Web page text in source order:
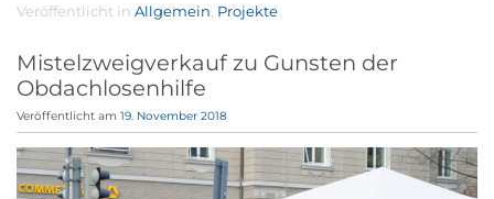
Veröffentlicht in Allgemein Projekte
Mistelzweigverkauf zu Gunsten der
Obdachlosenhilfe
Veröffentlicht am 19. November 2018